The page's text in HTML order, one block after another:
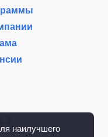
наилучшего